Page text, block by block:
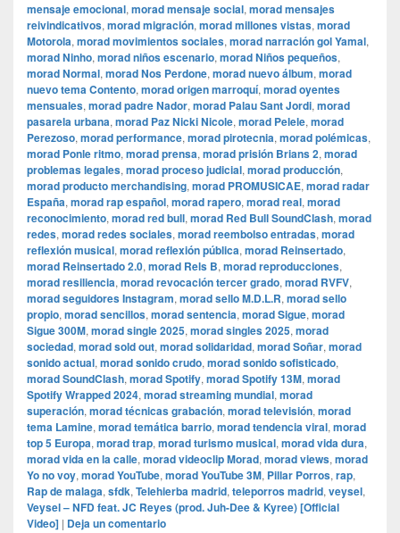
mensaje emocional, morad mensaje social, morad mensajes
reivindicativos, morad migración, morad millones vistas, morad
Motorola, morad movimientos sociales, morad narración gol Yamal,
morad Ninho, morad niños escenario, morad Niños pequeños,
morad Normal, morad Nos Perdone, morad nuevo álbum, morad
nuevo tema Contento, morad origen marroquí, morad oyentes
mensuales, morad padre Nador, morad Palau Sant Jordi, morad
pasarela urbana, morad Paz Nicki Nicole, morad Pelele, morad
Perezoso, morad performance, morad pirotecnia, morad polémicas,
morad Ponle ritmo, morad prensa, morad prisión Brians 2, morad
problemas legales, morad proceso judicial, morad producción,
morad producto merchandising, morad PROMUSICAE, morad radar
España, morad rap español, morad rapero, morad real, morad
reconocimiento, morad red bull, morad Red Bull SoundClash, morad
redes, morad redes sociales, morad reembolso entradas, morad
reflexión musical, morad reflexión pública, morad Reinsertado,
morad Reinsertado 2.0, morad Rels B, morad reproducciones,
morad resiliencia, morad revocación tercer grado, morad RVFV,
morad seguidores Instagram, morad sello M.D.L.R, morad sello
propio, morad sencillos, morad sentencia, morad Sigue, morad
Sigue 300M, morad single 2025, morad singles 2025, morad
sociedad, morad sold out, morad solidaridad, morad Soñar, morad
sonido actual, morad sonido crudo, morad sonido sofisticado,
morad SoundClash, morad Spotify, morad Spotify 13M, morad
Spotify Wrapped 2024, morad streaming mundial, morad
superación, morad técnicas grabación, morad televisión, morad
tema Lamine, morad temática barrio, morad tendencia viral, morad
top 5 Europa, morad trap, morad turismo musical, morad vida dura,
morad vida en la calle, morad videocli‏p Morad, morad views, morad
Yo no voy, morad YouTube, morad YouTube 3M, Pillar Porros, rap,
Rap de malaga, sfdk, Telehierba madrid, teleporros madrid, veysel,
Veysel – NFD feat. JC Reyes (prod. Juh-Dee & Kyree) [Official
Video] | Deja un comentario